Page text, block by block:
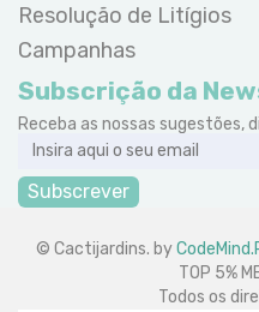
Resolução de Litígios
Campanhas
Subscrição da
Receba as nossas sugestões,
Subscrever
© Cactijardins. by
TOP 5%
Todos os